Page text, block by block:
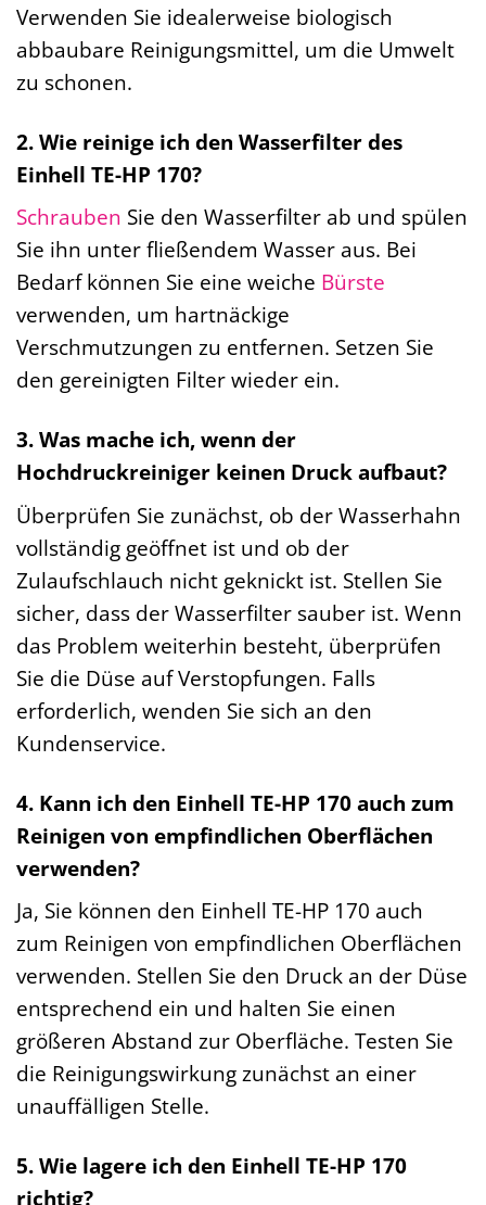
Verwenden Sie idealerweise biologisch
abbaubare Reinigungsmittel, um die Umwelt
zu schonen.
2. Wie reinige ich den Wasserfilter des
Einhell TE-HP 170?
Schrauben Sie den Wasserfilter ab und spülen
Sie ihn unter fließendem Wasser aus. Bei
Bedarf können Sie eine weiche Bürste
verwenden, um hartnäckige
Verschmutzungen zu entfernen. Setzen Sie
den gereinigten Filter wieder ein.
3. Was mache ich, wenn der
Hochdruckreiniger keinen Druck aufbaut?
Überprüfen Sie zunächst, ob der Wasserhahn
vollständig geöffnet ist und ob der
Zulaufschlauch nicht geknickt ist. Stellen Sie
sicher, dass der Wasserfilter sauber ist. Wenn
das Problem weiterhin besteht, überprüfen
Sie die Düse auf Verstopfungen. Falls
erforderlich, wenden Sie sich an den
Kundenservice.
4. Kann ich den Einhell TE-HP 170 auch zum
Reinigen von empfindlichen Oberflächen
verwenden?
Ja, Sie können den Einhell TE-HP 170 auch
zum Reinigen von empfindlichen Oberflächen
verwenden. Stellen Sie den Druck an der Düse
entsprechend ein und halten Sie einen
größeren Abstand zur Oberfläche. Testen Sie
die Reinigungswirkung zunächst an einer
unauffälligen Stelle.
5. Wie lagere ich den Einhell TE-HP 170
richtig?